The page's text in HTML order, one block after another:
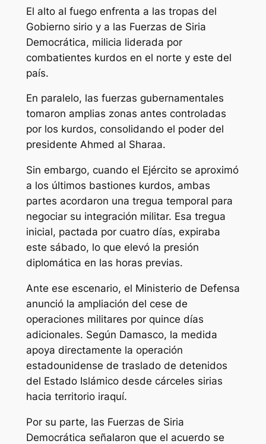
El alto al fuego enfrenta a las tropas del
Gobierno sirio y a las Fuerzas de Siria
Democrática, milicia liderada por
combatientes kurdos en el norte y este del
país.
En paralelo, las fuerzas gubernamentales
tomaron amplias zonas antes controladas
por los kurdos, consolidando el poder del
presidente Ahmed al Sharaa.
Sin embargo, cuando el Ejército se aproximó
a los últimos bastiones kurdos, ambas
partes acordaron una tregua temporal para
negociar su integración militar. Esa tregua
inicial, pactada por cuatro días, expiraba
este sábado, lo que elevó la presión
diplomática en las horas previas.
Ante ese escenario, el Ministerio de Defensa
anunció la ampliación del cese de
operaciones militares por quince días
adicionales. Según Damasco, la medida
apoya directamente la operación
estadounidense de traslado de detenidos
del Estado Islámico desde cárceles sirias
hacia territorio iraquí.
Por su parte, las Fuerzas de Siria
Democrática señalaron que el acuerdo se